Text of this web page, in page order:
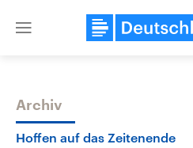
Close
Themen
Archiv
Hoffen auf das Zeitenende